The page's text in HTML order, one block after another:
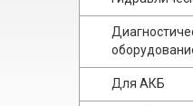
Для АКБ